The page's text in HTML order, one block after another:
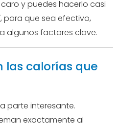
y puedes hacerlo casi
para que sea efectivo,
algunos factores clave.
las calorías que
parte interesante.
exactamente al